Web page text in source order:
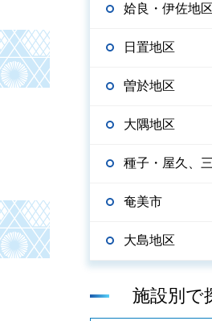
姶良・伊佐地区
日置地区
曽於地区
大隅地区
種子・屋久、
奄美市
大島地区
施設別で